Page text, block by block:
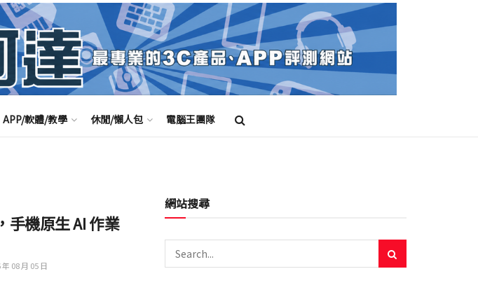
APP/軟體/教學 休閒/懶人包 電腦王團隊
手機原生 AI 作業
08 月 05 日
網站搜尋